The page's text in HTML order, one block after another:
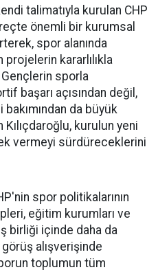
talimatıyla kurulan CHP
önemli bir kurumsal
spor alanında
kararlılıkla
sporla
başarı açısından değil,
da büyük
Kılıçdaroğlu, kurulun yeni
vermeyi sürdüreceklerini
spor politikalarının
eğitim kurumları ve
birliği içinde daha da
görüş alışverişinde
toplumun tüm